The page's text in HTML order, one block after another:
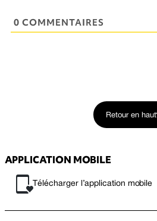
0 COMMENTAIRES
Retour en haut
APPLICATION MOBILE
Télécharger l’application mobile